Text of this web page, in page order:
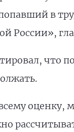
в
России»,
что